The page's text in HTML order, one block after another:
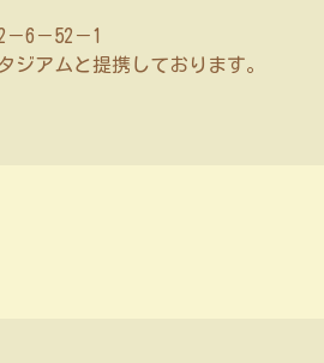
6－52－1
ジアムと提携しております。